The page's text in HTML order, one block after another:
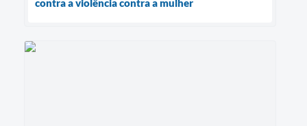
contra a violência contra a mulher